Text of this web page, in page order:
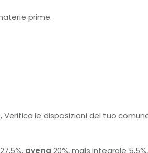
prime.
le disposizioni del tuo
avena 20%, mais integrale 5,5%,